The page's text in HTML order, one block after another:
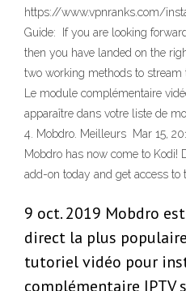
https://www.vpnranks.com/
Guide: If you are looking
then you have landed on the
two working methods to
Le module complémentaire
apparaître dans votre liste de
4. Mobdro. Meilleurs Mar 15,
Mobdro has now come to Kodi!
add-on today and get access to
9 oct. 2019 Mobdro
direct la plus
tutoriel vidéo pour
complémentaire IPTV